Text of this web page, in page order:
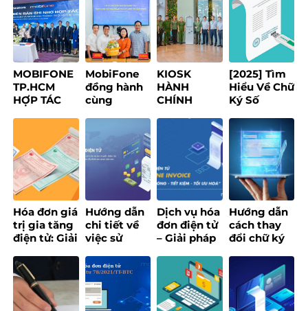
MOBIFONE
TP.HCM
HỢP TÁC
XÂY DỰNG
NỀN TẢNG
CREATOR
ECONOMY
MobiFone
đồng hành
cùng
thúc đẩy
chuyển đổi
số, xây
dựng chính
quyền số
ứng dụng
AI
KIOSK
HÀNH
CHÍNH
MINH – GIẢI
PHÁP SỐ
MOBIFONE
HƯỚNG TỚI
PHỤC VỤ
NGƯỜI DÂN
[2025] Tìm
Hiểu Về Chữ
Ký Số
Ích, Loại
Hình & Ứng
Dụng
Hóa đơn giá
trị gia tăng
điện tử: Giải
ưu cho
doanh
nghiệp hiện
đại
Hướng dẫn
chi tiết về
việc sử
đơn điện tử
cho doanh
nghiệp
Dịch vụ hóa
đơn điện tử
– Giải pháp
hóa đơn
thông minh
Hướng dẫn
cách thay
đổi chữ ký
Tổng cục
thuế